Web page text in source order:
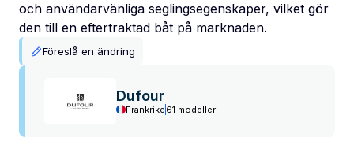
och användarvänliga seglingsegenskaper, vilket gör
den till en eftertraktad båt på marknaden.
Föreslå en ändring
Dufour
Frankrike 61 modeller